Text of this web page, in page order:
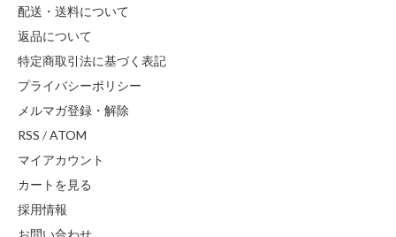
配送・送料について
返品について
特定商取引法に基づく表記
プライバシーポリシー
メルマガ登録・解除
RSS /ATOM
マイアカウント
カートを見る
採用情報